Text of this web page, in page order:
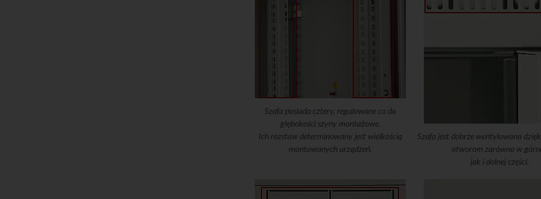
Szafa posiada cztery, regulowane co do
głębokości szyny montażowe.
Ich rozstaw determinowany jest wielkością
montowanych urządzeń.
Szafa jest dobrze wentylowana
otworom zarówno w
jak i dolnej części.